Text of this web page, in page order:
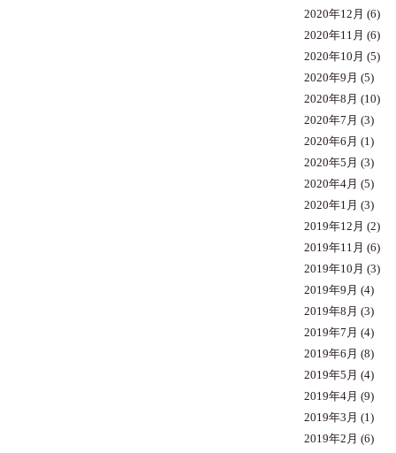
2020年12月 (6)
2020年11月 (6)
2020年10月 (5)
2020年9月 (5)
2020年8月 (10)
2020年7月 (3)
2020年6月 (1)
2020年5月 (3)
2020年4月 (5)
2020年1月 (3)
2019年12月 (2)
2019年11月 (6)
2019年10月 (3)
2019年9月 (4)
2019年8月 (3)
2019年7月 (4)
2019年6月 (8)
2019年5月 (4)
2019年4月 (9)
2019年3月 (1)
2019年2月 (6)